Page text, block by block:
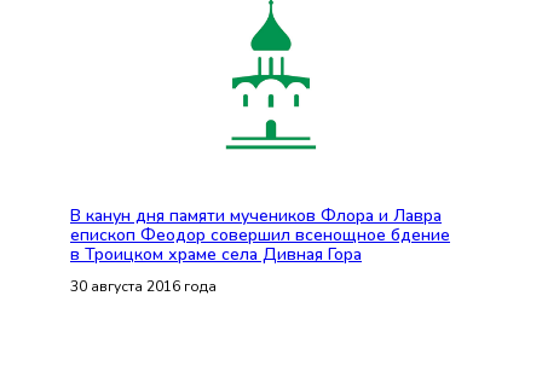
В канун дня памяти мучеников Флора и Лавра
епископ Феодор совершил всенощное бдение
в Троицком храме села Дивная Гора
30 августа 2016 года